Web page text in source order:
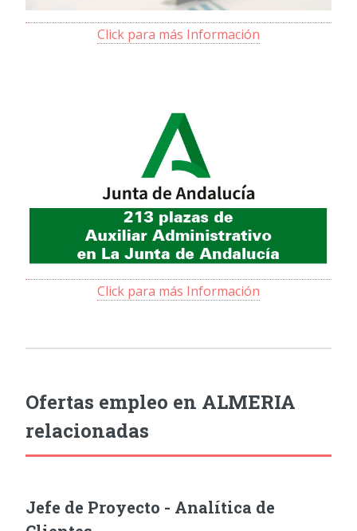
Click para más Información
Click para más Información
Ofertas empleo en ALMERIA
relacionadas
Jefe de Proyecto - Analítica de